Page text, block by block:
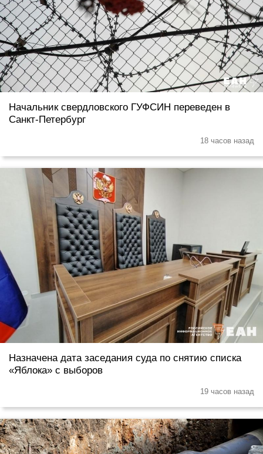
Начальник свердловского ГУФСИН переведен в
Санкт-Петербург
18 часов назад
Назначена дата заседания суда по снятию списка
«Яблока» с выборов
19 часов назад